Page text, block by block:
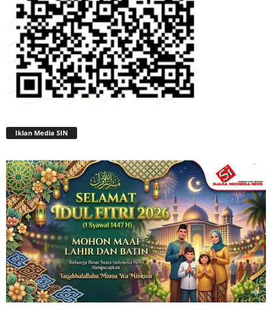
Iklan Media SIN